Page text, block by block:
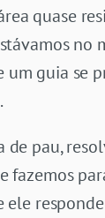
quase
no
um guia se
de pau,
fazemos
ele